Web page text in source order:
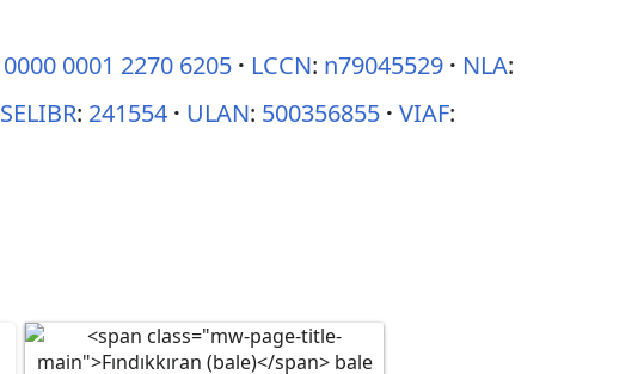
0000 0001 2270 6205 LCCN: n79045529 NLA:
SELIBR: 241554 ULAN: 500356855 VIAF: